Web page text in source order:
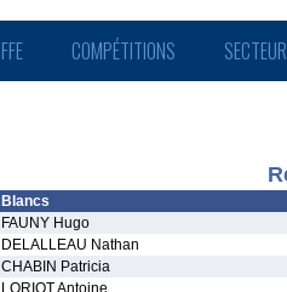
FFE COMPÉTITIONS
Blancs
FAUNY Hugo
DELALLEAU Nathan
CHABIN Patricia
LORIOT Antoine